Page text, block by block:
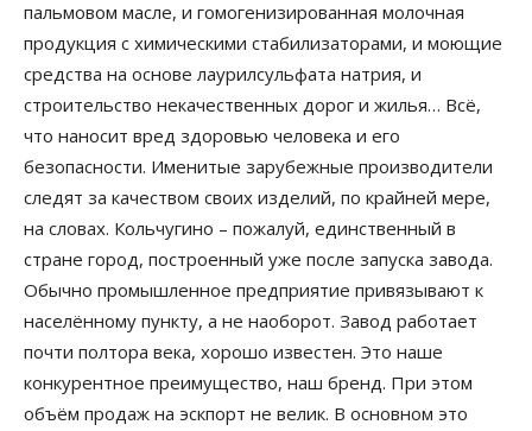
пальмовом масле, и гомогенизированная молочная
продукция с химическими стабилизаторами, и моющие
средства на основе лаурилсульфата натрия, и
строительство некачественных дорог и жилья… Всё,
что наносит вред здоровью человека и его
безопасности. Именитые зарубежные производители
следят за качеством своих изделий, по крайней мере,
на словах. Кольчугино – пожалуй, единственный в
стране город, построенный уже после запуска завода.
Обычно промышленное предприятие привязывают к
населённому пункту, а не наоборот. Завод работает
почти полтора века, хорошо известен. Это наше
конкурентное преимущество, наш бренд. При этом
объём продаж на эскпорт не велик. В основном это